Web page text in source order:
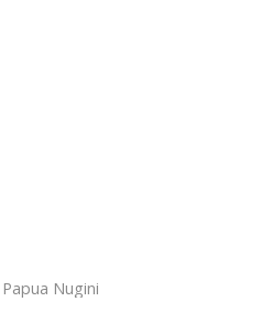
Nugini